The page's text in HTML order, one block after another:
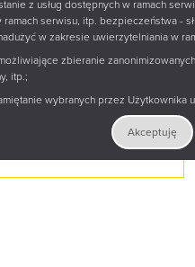
z usług dostępnych w ramach
ramach serwisu, itp. bezpieczeństwa -
w zakresie uwierzytelniania w
zbieranie
itp.;
wybranych przez Użytkownika
Akceptuję
„Autorzy i książki”
do bibliotek
do bibliotek